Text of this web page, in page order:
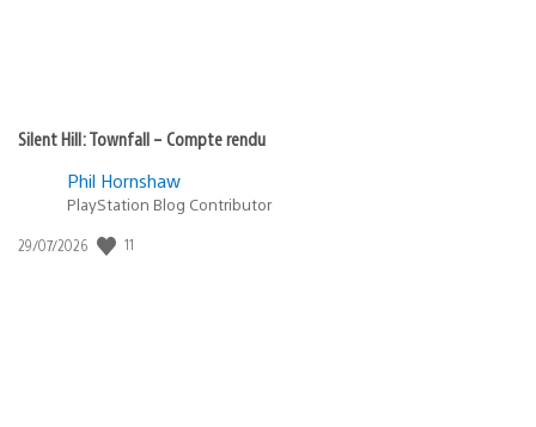
Silent Hill: Townfall – Compte rendu
Phil Hornshaw
PlayStation Blog Contributor
Date
29/07/2026 11